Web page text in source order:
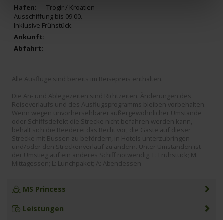
Trogir / Kroatien
Ausschiffung bis 09:00.
Inklusive Frühstück.
Alle Ausflüge sind bereits im Reisepreis enthalten.
Die An- und Ablegezeiten sind Richtzeiten. Änderungen des
Reiseverlaufs und des Ausflugsprogramms bleiben vorbehalten.
Wenn wegen unvorhersehbarer außergewöhnlicher Umstände
oder Schiffsdefekt die Strecke nicht befahren werden kann,
behält sich die Reederei das Recht vor, die Gäste auf dieser
Strecke mit Bussen zu befördern, in Hotels unterzubringen
und/oder den Streckenverlauf zu ändern. Unter Umständen ist
der Umstieg auf ein anderes Schiff notwendig. F: Frühstück; M:
Mittagessen; L: Lunchpaket; A: Abendessen
MS Princess
Leistungen